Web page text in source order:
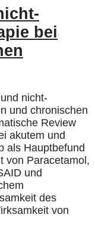
bei
nicht-
und chronischen
Review
akutem und
als Hauptbefund
von Paracetamol,
und
des
von